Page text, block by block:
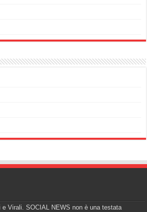
e Virali. SOCIAL NEWS non è una testata